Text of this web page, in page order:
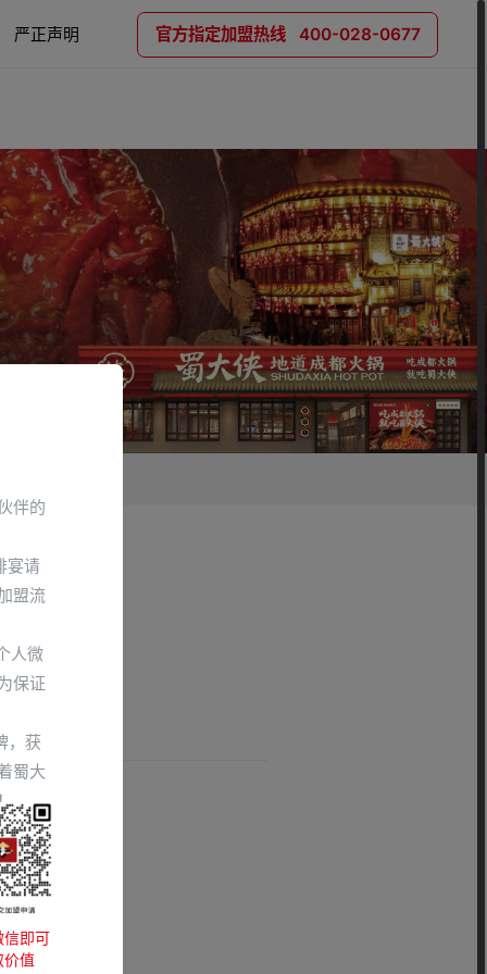
严正声明 官方指定加盟热线 400-028-0677
了吗?
伴的
宴请
盟流
人微
保证
，获
蜀大
信即可
价值